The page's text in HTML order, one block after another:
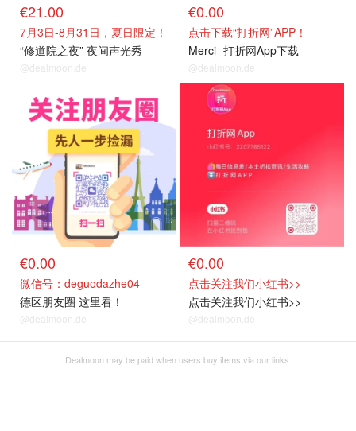
€21.00
7月3日-8月31日，夏日限定！
“修道院之夜” 夜间声光秀
@dealmoon.de
€0.00
点击下载“打折网”APP！
Merci 打折网App下载
@dealmoon.de
关注我们~
€0.00
微信号：deguodazhe04
德区朋友圈 这里看！
@dealmoon.de
关注我们~
€0.00
点击关注我们小红书>>
点击关注我们小红书>>
@dealmoon.de
Dealmoon may be paid when users buy items via our links.